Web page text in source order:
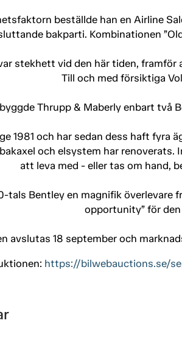
beställde han en Airline
bakparti. Kombinationen
stekhett vid den här tiden,
Till och med försiktiga
Thrupp & Maberly enbart två
1981 och har sedan dess haft
och elsystem har
att leva med - eller tas om hand,
tals Bentley en magnifik överlevare
opportunity” för
avslutas 18 september och
https://bilwebauctions.se/